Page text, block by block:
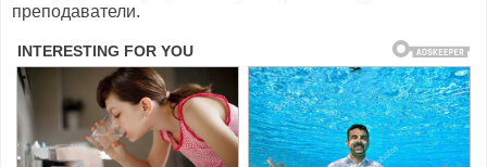
преподаватели.